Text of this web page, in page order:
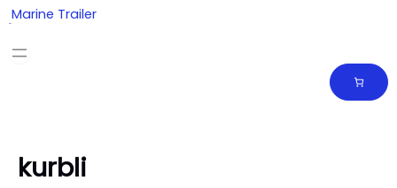
Skip
to
content
Marine Trailer
kurbli